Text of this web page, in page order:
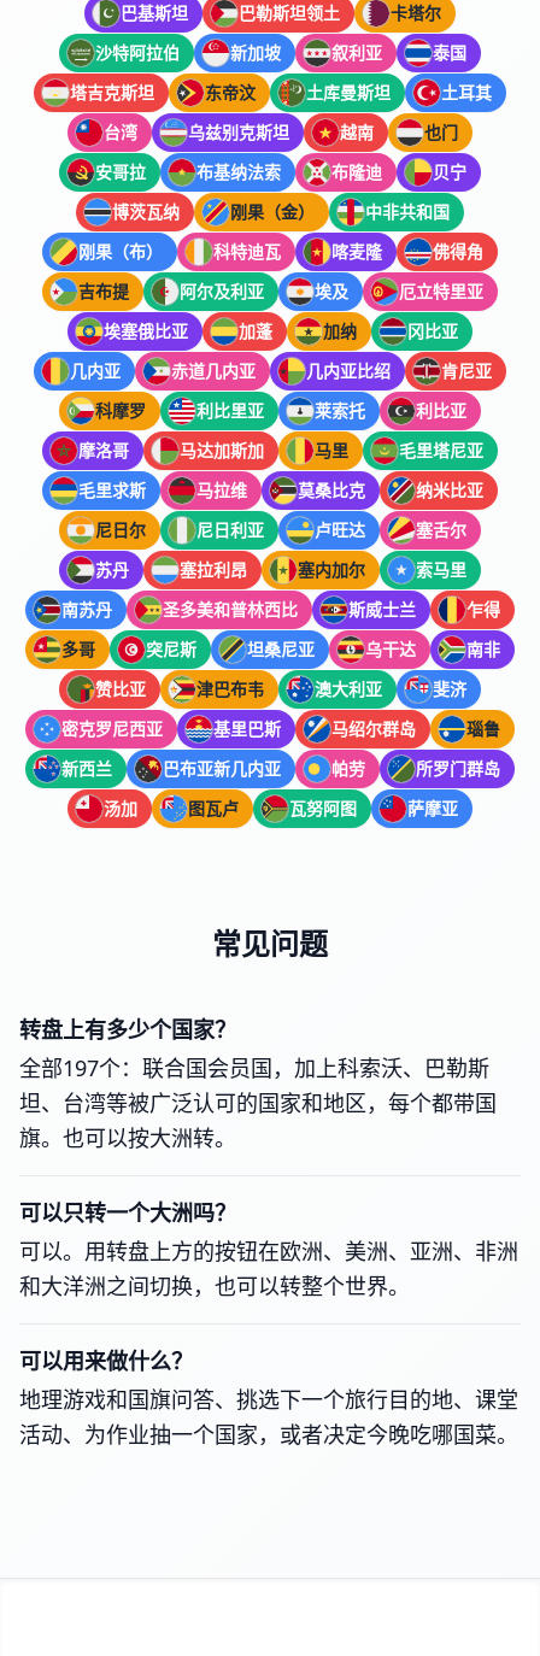
巴基斯坦
巴勒斯坦领土
卡塔尔
沙特阿拉伯
新加坡 叙利亚
泰国
塔吉克斯坦
东帝汶 土库曼斯坦
土耳其
台湾
乌兹别克斯坦 越南
也门
安哥拉
布基纳法索 布隆迪
贝宁
博茨瓦纳
刚果（金）
中非共和国
刚果（布）
科特迪瓦 喀麦隆
佛得角
吉布提
阿尔及利亚 埃及
厄立特里亚
埃塞俄比亚
加蓬 加纳
冈比亚
几内亚
赤道几内亚 几内亚比绍
肯尼亚
科摩罗
利比里亚 莱索托
利比亚
摩洛哥
马达加斯加 马里
毛里塔尼亚
毛里求斯
马拉维 莫桑比克
纳米比亚
尼日尔
尼日利亚 卢旺达
塞舌尔
苏丹
塞拉利昂 塞内加尔
索马里
南苏丹
圣多美和普林西比 斯威士兰
乍得
多哥
突尼斯 坦桑尼亚 乌干达
南非
赞比亚
津巴布韦 澳大利亚
斐济
密克罗尼西亚
基里巴斯 马绍尔群岛
瑙鲁
新西兰
巴布亚新几内亚 帕劳
所罗门群岛
汤加
图瓦卢 瓦努阿图 萨摩亚
常见问题
转盘上有多少个国家？
全部197个：联合国会员国，加上科索沃、巴勒斯
坦、台湾等被广泛认可的国家和地区，每个都带国
旗。也可以按大洲转。
可以只转一个大洲吗？
可以。用转盘上方的按钮在欧洲、美洲、亚洲、非洲
和大洋洲之间切换，也可以转整个世界。
可以用来做什么？
地理游戏和国旗问答、挑选下一个旅行目的地、课堂
活动、为作业抽一个国家，或者决定今晚吃哪国菜。